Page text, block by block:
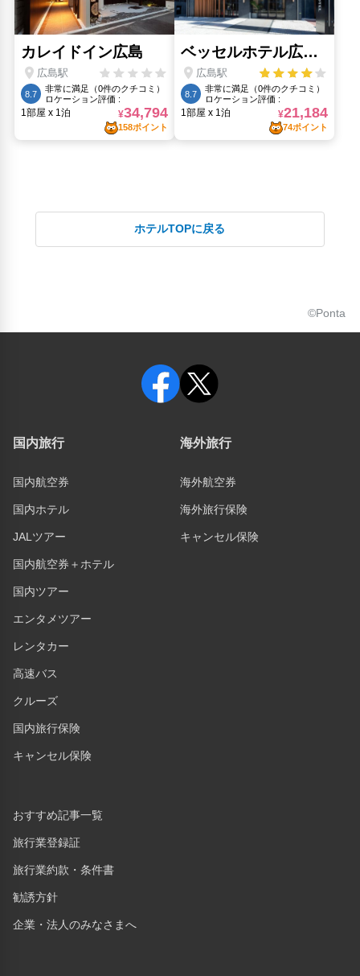
ホテルTOPに戻る
©Ponta
国内旅行
国内航空券
国内ホテル
JALツアー
国内航空券＋ホテル
国内ツアー
エンタメツアー
レンタカー
高速バス
クルーズ
国内旅行保険
キャンセル保険
海外旅行
海外航空券
海外旅行保険
キャンセル保険
おすすめ記事一覧
旅行業登録証
旅行業約款・条件書
勧誘方針
企業・法人のみなさまへ